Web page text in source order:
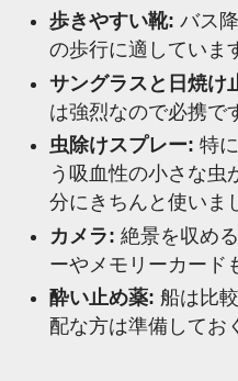
歩きやすい靴: バス
の歩行に適していま
サングラスと日焼け
は強烈なので必携で
虫除けスプレー: 特
う吸血性の小さな虫
分にきちんと使いま
カメラ: 絶景を収め
ーやメモリーカード
酔い止め薬: 船は比
配な方は準備してお